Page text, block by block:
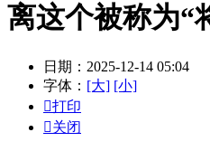
离这个被称为“
日期：2025-12-14 05:04
字体： [大] [小]
打印
关闭